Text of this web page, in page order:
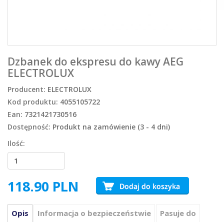
Dzbanek do ekspresu do kawy AEG
ELECTROLUX
Producent: ELECTROLUX
Kod produktu: 4055105722
Ean: 7321421730516
Dostępność: Produkt na zamówienie (3 - 4 dni)
Ilość:
118.90 PLN
Opis Informacja o bezpieczeństwie
Pasuje do